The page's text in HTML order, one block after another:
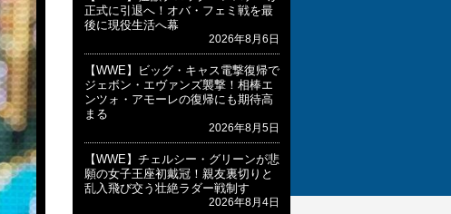
正式に引退へ！オバ・フェミ戦を最
後に現役生活へ幕
2026年8月6日
【WWE】ビッグ・キャス電撃復帰で
ジェボン・エヴァンズ襲撃！相棒エ
ンツォ・アモーレの復帰にも期待高
まる
2026年8月5日
【WWE】チェルシー・グリーンが悲
願の女子王座初戴冠！親友裏切りと
乱入飛び交う壮絶ラダー戦制す
2026年8月4日